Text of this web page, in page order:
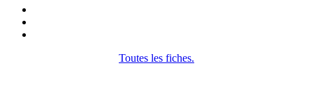
Toutes les fiches.